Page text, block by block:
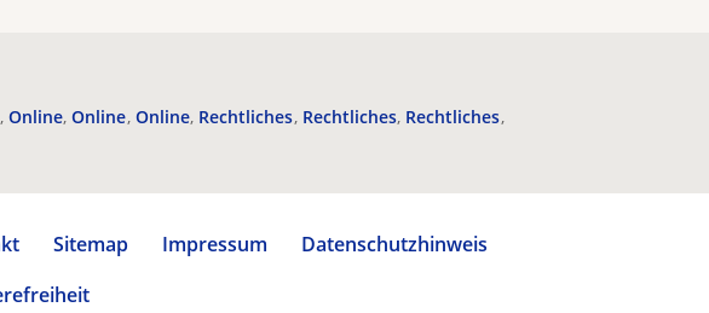
Online Online Online Rechtliches Rechtliches Rechtliches
Sitemap Impressum
Datenschutzhinweis